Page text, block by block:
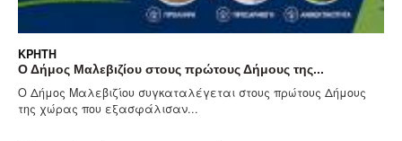
της...
πρώτους Δήμους
57 μετανάστες εντοπίστηκαν στα
Στην ασφαλή διάσωση 57 μεταναστών
αρμόδιες Αρχές το μεσημέρι της...